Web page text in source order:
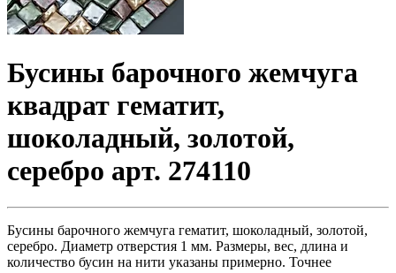
Бусины барочного жемчуга
квадрат гематит,
шоколадный, золотой,
серебро арт. 274110
Бусины барочного жемчуга гематит, шоколадный, золотой,
серебро. Диаметр отверстия 1 мм. Размеры, вес, длина и
количество бусин на нити указаны примерно. Точнее